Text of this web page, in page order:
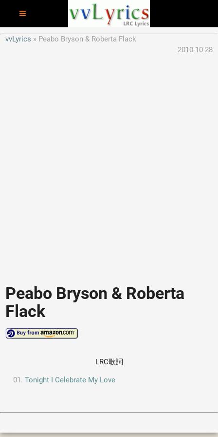
vvLyrics
Peabo Bryson & Roberta Flack
2010-10-28
Peabo Bryson & Roberta
Flack
LRC歌詞
Tonight I Celebrate My Love